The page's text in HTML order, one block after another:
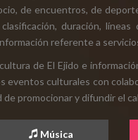
de encuentros, de
clasificación, duración,
referente a
de El Ejido e
eventos culturales con
de promocionar y difundir el
Música